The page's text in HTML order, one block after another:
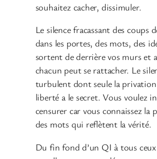
souhaitez cacher, dissimuler.
Le silence fracassant des coups
dans les portes, des mots, des
sortent de derrière vos murs et
chacun peut se rattacher. Le
turbulent dont seule la
liberté a le secret. Vous voulez
censurer car vous connaissez la
des mots qui reflètent la vérité.
Du fin fond d’un QI à tous ceux